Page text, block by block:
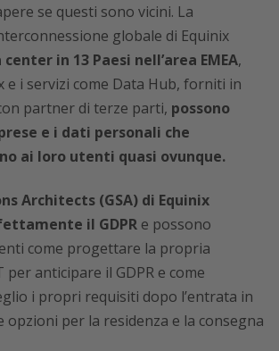
se questi sono vicini. La
globale di Equinix
in 13 Paesi nell’area EMEA,
e i servizi come Data Hub, forniti in
partner di terze parti, possono
e i dati personali che
ai loro utenti quasi ovunque.
Architects (GSA) di Equinix
il GDPR e possono
come progettare la propria
anticipare il GDPR e come
i propri requisiti dopo l’entrata in
opzioni per la residenza e la consegna